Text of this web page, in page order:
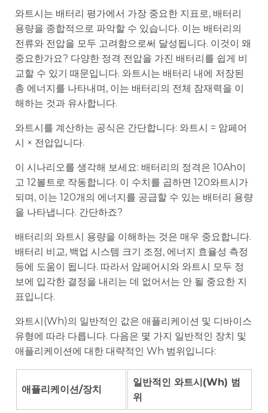
와트시는 배터리 평가에서 가장 중요한 지표로, 배터리
용량을 종합적으로 파악할 수 있습니다. 이는 배터리의
전류와 전압을 모두 고려함으로써 달성됩니다. 이것이 왜
중요한가요? 다양한 정격 전압을 가진 배터리를 쉽게 비
교할 수 있기 때문입니다. 와트시는 배터리 내에 저장된
총 에너지를 나타내며, 이는 배터리의 전체 잠재력을 이
해하는 것과 유사합니다.
와트시를 계산하는 공식은 간단합니다: 와트시 = 암페어
시 × 전압입니다.
이 시나리오를 생각해 보세요: 배터리의 정격은 10Ah이
고 12볼트로 작동합니다. 이 수치를 곱하면 120와트시가
되며, 이는 120개의 에너지를 공급할 수 있는 배터리 용량
을 나타냅니다. 간단하죠?
배터리의 와트시 용량을 이해하는 것은 매우 중요합니다.
배터리 비교, 백업 시스템 크기 조정, 에너지 효율성 측정
등에 도움이 됩니다. 따라서 암페어시와 와트시 모두 정
보에 입각한 결정을 내리는 데 없어서는 안 될 중요한 지
표입니다.
와트시(Wh)의 일반적인 값은 애플리케이션 및 디바이스
유형에 따라 다릅니다. 다음은 몇 가지 일반적인 장치 및
애플리케이션에 대한 대략적인 Wh 범위입니다:
애플리케이션/장치
일반적인 와트시(Wh) 범
위